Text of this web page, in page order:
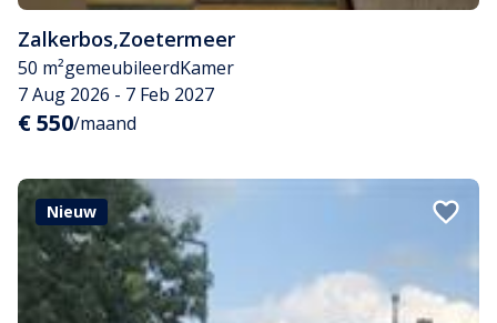
Zalkerbos,Zoetermeer
50 m²gemeubileerdKamer
7 Aug 2026 - 7 Feb 2027
€ 550/maand
Nieuw